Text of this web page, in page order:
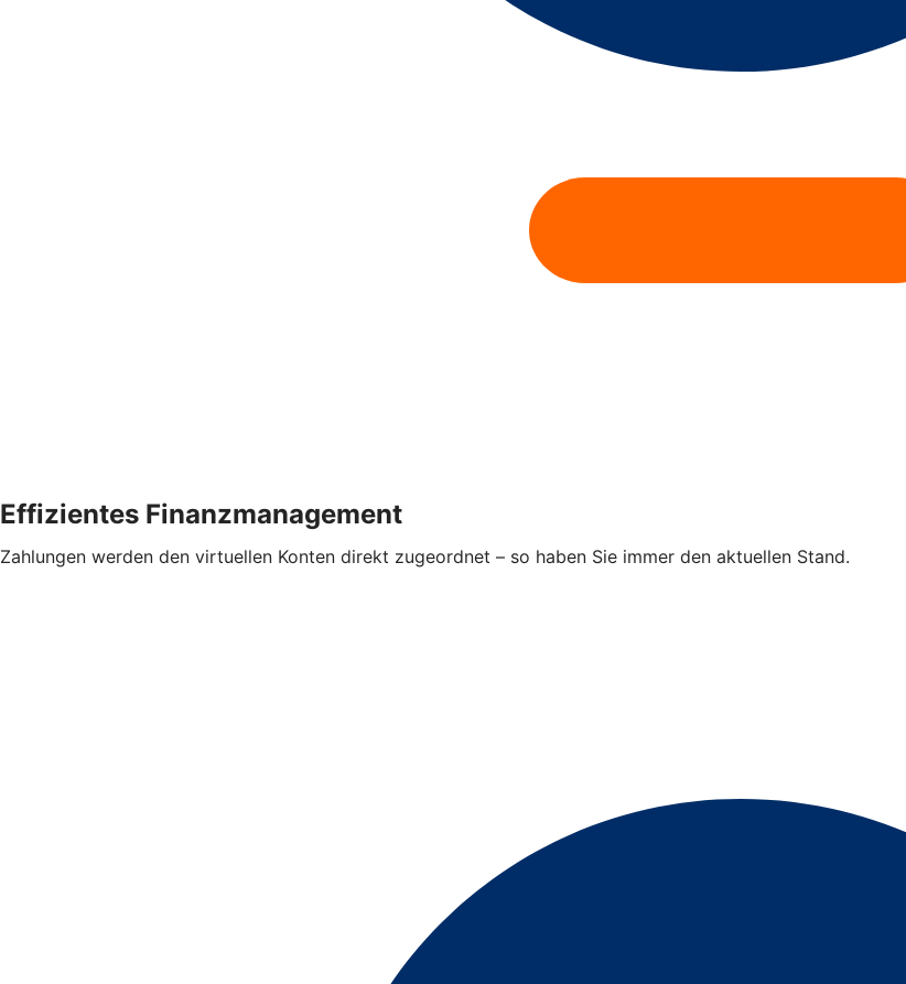
Effizientes Finanzmanagement
Zahlungen werden den virtuellen Konten direkt zugeordnet – so haben Sie immer den aktuellen Stand.